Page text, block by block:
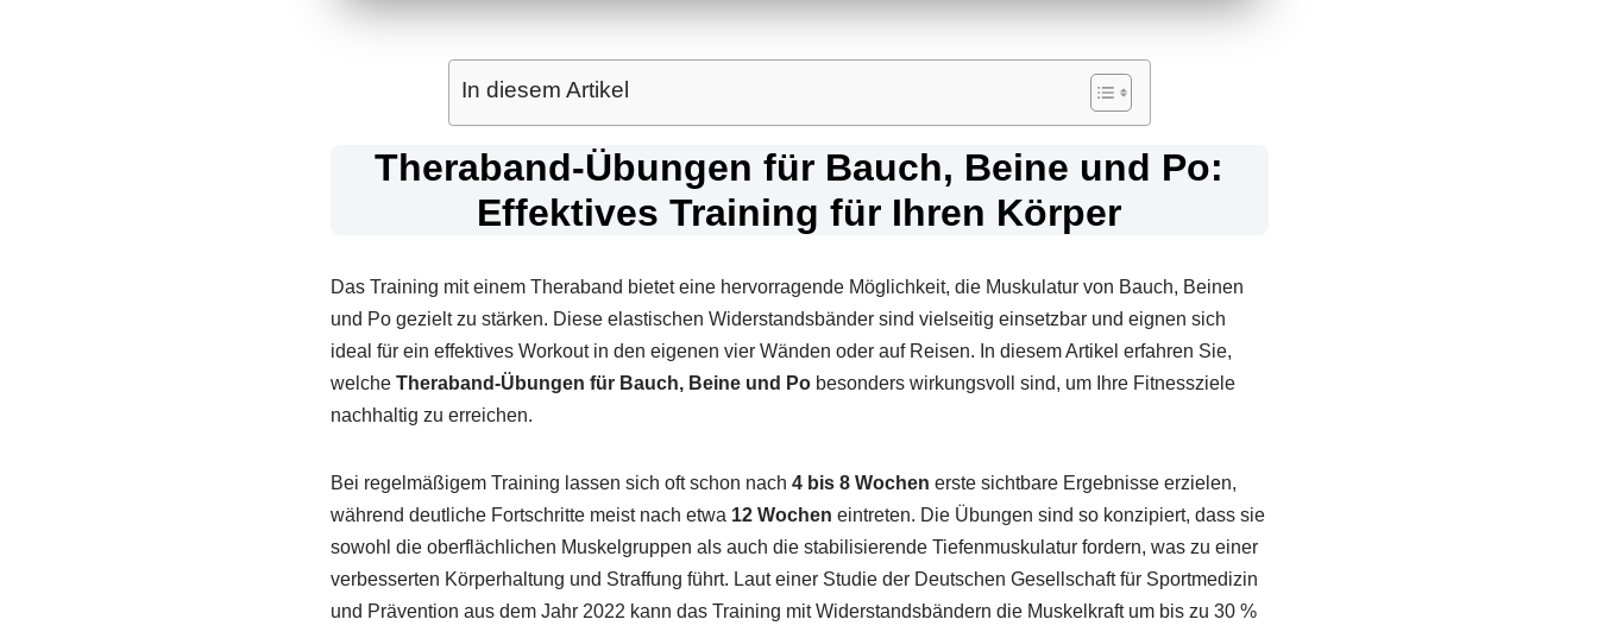
In diesem Artikel
Theraband-Übungen für Bauch, Beine und Po:
Effektives Training für Ihren Körper
Das Training mit einem Theraband bietet eine hervorragende Möglichkeit, die Muskulatur von Bauch, Beinen
und Po gezielt zu stärken. Diese elastischen Widerstandsbänder sind vielseitig einsetzbar und eignen sich
ideal für ein effektives Workout in den eigenen vier Wänden oder auf Reisen. In diesem Artikel erfahren Sie,
welche Theraband-Übungen für Bauch, Beine und Pobesonders wirkungsvoll sind, um Ihre Fitnessziele
nachhaltig zu erreichen.
Bei regelmäßigem Training lassen sich oft schon nach 4 bis 8 Wochen erste sichtbare Ergebnisse erzielen,
während deutliche Fortschritte meist nach etwa 12 Wochen eintreten. Die Übungen sind so konzipiert, dass sie
sowohl die oberflächlichen Muskelgruppen als auch die stabilisierende Tiefenmuskulatur fordern, was zu einer
verbesserten Körperhaltung und Straffung führt. Laut einer Studie der Deutschen Gesellschaft für Sportmedizin
und Prävention aus dem Jahr 2022 kann das Training mit Widerstandsbändern die Muskelkraft um bis zu 30 %